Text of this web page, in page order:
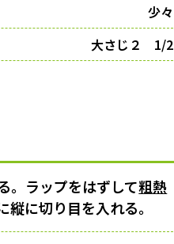
少々
大さじ２ 1/2
。ラップをはずして粗熱
に切り目を入れる。